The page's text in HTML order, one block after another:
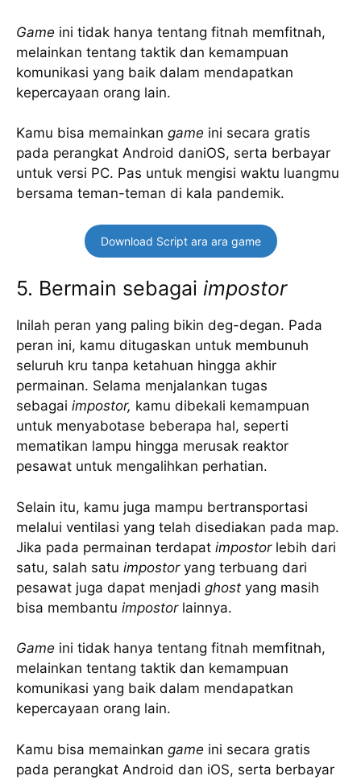
Game ini tidak hanya tentang fitnah memfitnah,
melainkan tentang taktik dan kemampuan
komunikasi yang baik dalam mendapatkan
kepercayaan orang lain.
Kamu bisa memainkan game ini secara gratis
pada perangkat Android daniOS, serta berbayar
untuk versi PC. Pas untuk mengisi waktu luangmu
bersama teman-teman di kala pandemik.
Download Script ara ara game
5. Bermain sebagai impostor
Inilah peran yang paling bikin deg-degan. Pada
peran ini, kamu ditugaskan untuk membunuh
seluruh kru tanpa ketahuan hingga akhir
permainan. Selama menjalankan tugas
sebagai impostor, kamu dibekali kemampuan
untuk menyabotase beberapa hal, seperti
mematikan lampu hingga merusak reaktor
pesawat untuk mengalihkan perhatian.
Selain itu, kamu juga mampu bertransportasi
melalui ventilasi yang telah disediakan pada map.
Jika pada permainan terdapat impostorlebih dari
satu, salah satu impostoryang terbuang dari
pesawat juga dapat menjadi ghost yang masih
bisa membantu impostorlainnya.
Game ini tidak hanya tentang fitnah memfitnah,
melainkan tentang taktik dan kemampuan
komunikasi yang baik dalam mendapatkan
kepercayaan orang lain.
Kamu bisa memainkan game ini secara gratis
pada perangkat Android dan iOS, serta berbayar